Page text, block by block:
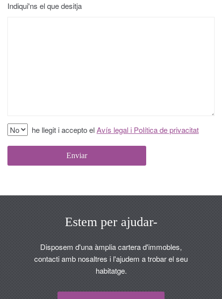
Indiqui'ns el que desitja
he llegit i accepto elAvís legal i Política de privacitat
Estem per ajudar-
Disposem d'una àmplia cartera d'immobles,
contacti amb nosaltres i l'ajudem a trobar el seu
habitatge.